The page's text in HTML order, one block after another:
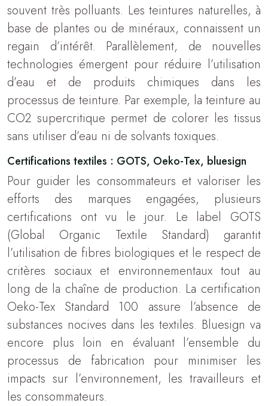
souvent très polluants. Les teintures naturelles, à
base de plantes ou de minéraux, connaissent un
regain d’intérêt. Parallèlement, de nouvelles
technologies émergent pour réduire l’utilisation
d’eau et de produits chimiques dans les
processus de teinture. Par exemple, la teinture au
CO2 supercritique permet de colorer les tissus
sans utiliser d’eau ni de solvants toxiques.
Certifications textiles : GOTS, Oeko-Tex, bluesign
Pour guider les consommateurs et valoriser les
efforts des marques engagées, plusieurs
certifications ont vu le jour. Le label GOTS
(Global Organic Textile Standard) garantit
l’utilisation de fibres biologiques et le respect de
critères sociaux et environnementaux tout au
long de la chaîne de production. La certification
Oeko-Tex Standard 100 assure l’absence de
substances nocives dans les textiles. Bluesign va
encore plus loin en évaluant l’ensemble du
processus de fabrication pour minimiser les
impacts sur l’environnement, les travailleurs et
les consommateurs.